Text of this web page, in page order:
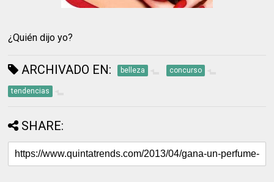
¿Quién dijo yo?
ARCHIVADO EN: belleza concurso
tendencias
SHARE: